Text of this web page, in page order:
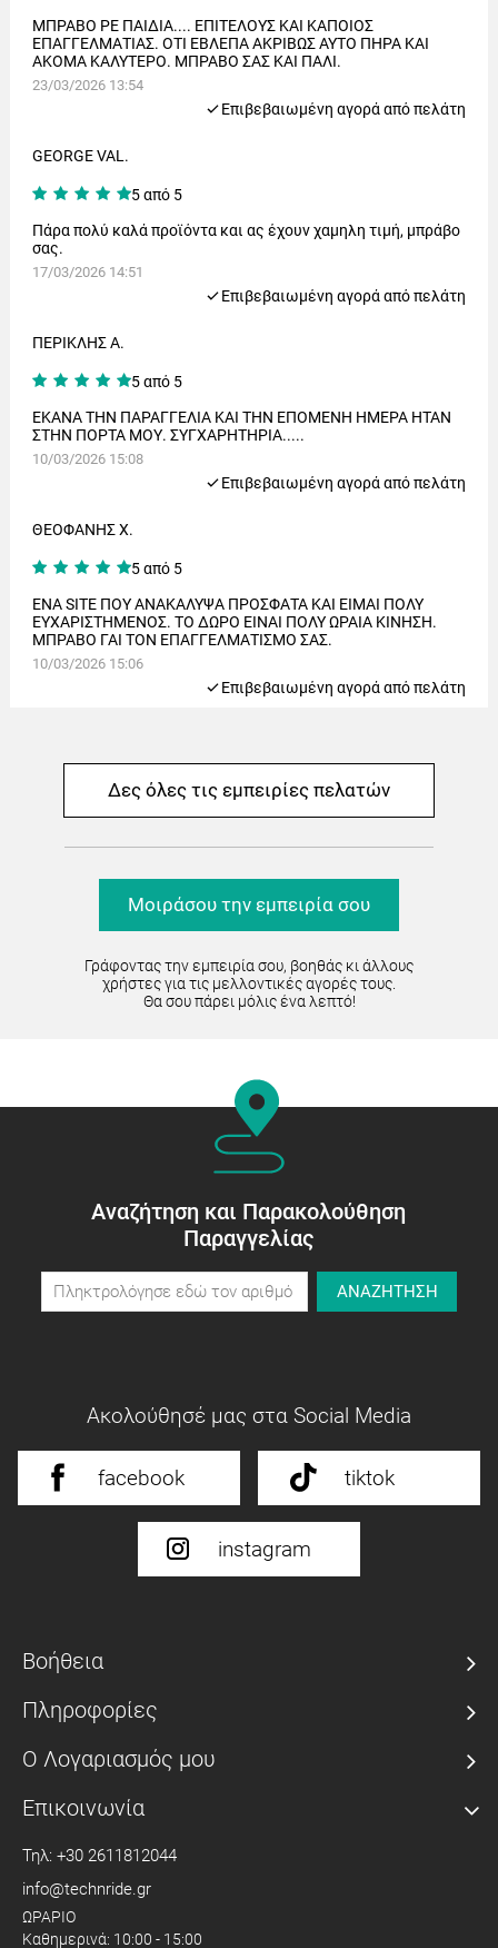
ΜΠΡΑΒΟ ΡΕ ΠΑΙΔΙΑ.... ΕΠΙΤΕΛΟΥΣ ΚΑΙ ΚΑΠΟΙΟΣ
ΕΠΑΓΓΕΛΜΑΤΙΑΣ. ΟΤΙ ΕΒΛΕΠΑ ΑΚΡΙΒΩΣ ΑΥΤΟ ΠΗΡΑ ΚΑΙ
ΑΚΟΜΑ ΚΑΛΥΤΕΡΟ. ΜΠΡΑΒΟ ΣΑΣ ΚΑΙ ΠΑΛΙ.
23/03/2026 13:54
Eπιβεβαιωμένη αγορά από πελάτη
GEORGE VAL.
5 από 5
Πάρα πολύ καλά προϊόντα και ας έχουν χαμηλη τιμή, μπράβο
σας.
17/03/2026 14:51
Eπιβεβαιωμένη αγορά από πελάτη
ΠΕΡΙΚΛΗΣ Α.
5 από 5
ΕΚΑΝΑ ΤΗΝ ΠΑΡΑΓΓΕΛΙΑ ΚΑΙ ΤΗΝ ΕΠΟΜΕΝΗ ΗΜΕΡΑ ΗΤΑΝ
ΣΤΗΝ ΠΟΡΤΑ ΜΟΥ. ΣΥΓΧΑΡΗΤΗΡΙΑ.....
10/03/2026 15:08
Eπιβεβαιωμένη αγορά από πελάτη
ΘΕΟΦΑΝΗΣ Χ.
5 από 5
ΕΝΑ SITE ΠΟΥ ΑΝΑΚΑΛΥΨΑ ΠΡΟΣΦΑΤΑ ΚΑΙ ΕΙΜΑΙ ΠΟΛΥ
ΕΥΧΑΡΙΣΤΗΜΕΝΟΣ. ΤΟ ΔΩΡΟ ΕΙΝΑΙ ΠΟΛΥ ΩΡΑΙΑ ΚΙΝΗΣΗ.
ΜΠΡΑΒΟ ΓΑΙ ΤΟΝ ΕΠΑΓΓΕΛΜΑΤΙΣΜΟ ΣΑΣ.
10/03/2026 15:06
Eπιβεβαιωμένη αγορά από πελάτη
Δες όλες τις εμπειρίες πελατών
Μοιράσου την εμπειρία σου
Γράφοντας την εμπειρία σου, βοηθάς κι άλλους
χρήστες για τις μελλοντικές αγορές τους.
Θα σου πάρει μόλις ένα λεπτό!
Αναζήτηση και Παρακολούθηση
Παραγγελίας
ΑΝΑΖΗΤΗΣΗ
Ακολούθησέ μας στα Social Media
facebook tiktok
instagram
Βοήθεια
Πληροφορίες
Ο Λογαριασμός μου
Επικοινωνία
Τηλ: +30 2611812044
info@technride.gr
ΩΡΑΡΙΟ
Καθημερινά: 10:00 - 15:00